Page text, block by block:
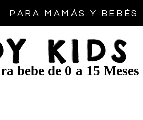
PARA MAMÁS Y BEBÉS
KIDS
bebe de 0 a 15 Meses